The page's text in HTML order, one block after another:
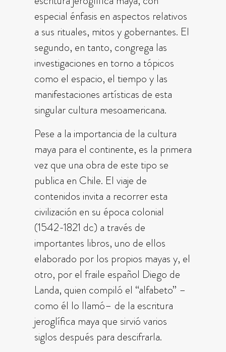
especial énfasis en aspectos relativos
a sus rituales, mitos y gobernantes. El
segundo, en tanto, congrega las
investigaciones en torno a tópicos
como el espacio, el tiempo y las
manifestaciones artísticas de esta
singular cultura mesoamericana.
Pese a la importancia de la cultura
maya para el continente, es la primera
vez que una obra de este tipo se
publica en Chile. El viaje de
contenidos invita a recorrer esta
civilización en su época colonial
(1542-1821 dc) a través de
importantes libros, uno de ellos
elaborado por los propios mayas y, el
otro, por el fraile español Diego de
Landa, quien compiló el “alfabeto” –
como él lo llamó– de la escritura
jeroglífica maya que sirvió varios
siglos después para descifrarla.